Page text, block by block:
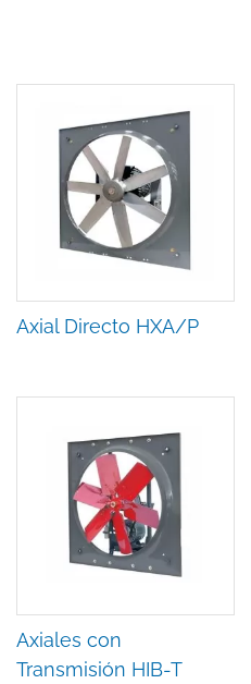
Axial Directo HXA/P
Axiales con
Transmisión HIB-T